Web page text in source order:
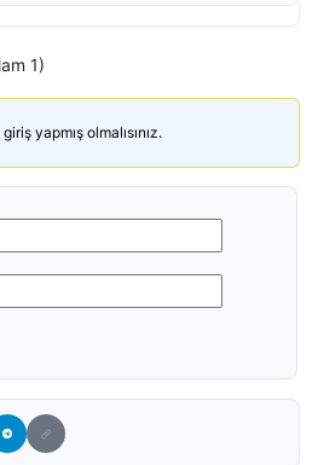
1)
yapmış olmalısınız.